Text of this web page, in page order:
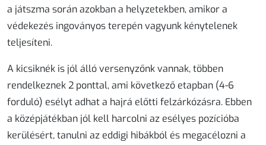
a játszma során azokban a helyzetekben, amikor a
védekezés ingoványos terepén vagyunk kénytelenek
teljesíteni.
A kicsiknék is jól álló versenyzőnk vannak, többen
rendelkeznek 2 ponttal, ami következő etapban (4-6
forduló) esélyt adhat a hajrá előtti felzárkózásra. Ebben
a középjátékban jól kell harcolni az esélyes pozícióba
kerülésért, tanulni az eddigi hibákból és megacélozni a